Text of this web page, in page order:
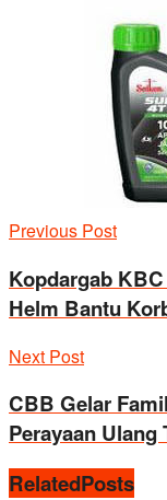
Previous Post
Kopdargab
Helm Bantu
Next Post
CBB Gelar
Perayaan Ulang
RelatedPosts